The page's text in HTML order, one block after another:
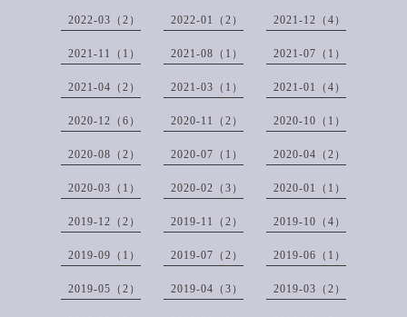
2022-03（2） 2022-01（2） 2021-12（4）
2021-11（1） 2021-08（1） 2021-07（1）
2021-04（2） 2021-03（1） 2021-01（4）
2020-12（6） 2020-11（2） 2020-10（1）
2020-08（2） 2020-07（1） 2020-04（2）
2020-03（1） 2020-02（3） 2020-01（1）
2019-12（2） 2019-11（2） 2019-10（4）
2019-09（1） 2019-07（2） 2019-06（1）
2019-05（2） 2019-04（3） 2019-03（2）